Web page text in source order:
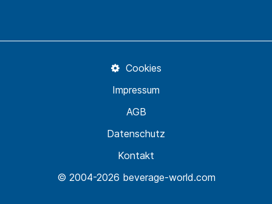
© 2004-2026 beverage-world.com
Kontakt
Datenschutz
AGB
Impressum
Cookies